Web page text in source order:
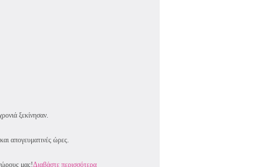
ξεκίνησαν.
απογευματινές ώρες.
μας!Διαβάστε περισσότερα